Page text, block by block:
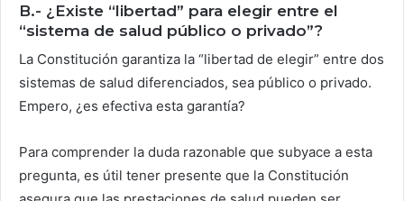
B.- ¿Existe “libertad” para elegir entre el
“sistema de salud público o privado”?
La Constitución garantiza la “libertad de elegir” entre dos
sistemas de salud diferenciados, sea público o privado.
Empero, ¿es efectiva esta garantía?
Para comprender la duda razonable que subyace a esta
pregunta, es útil tener presente que la Constitución